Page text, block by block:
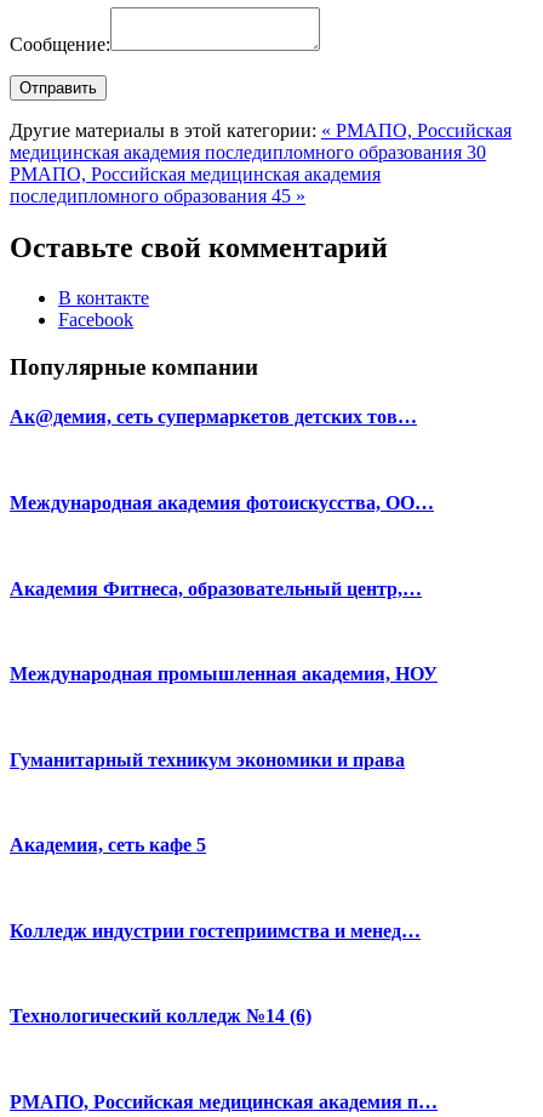
Сообщение:
Другие материалы в этой категории: « РМАПО, Российская
медицинская академия последипломного образования 30
РМАПО, Российская медицинская академия
последипломного образования 45 »
Оставьте свой комментарий
В контакте
Facebook
Популярные компании
Ак@демия, сеть супермаркетов детских тов…
Международная академия фотоискусства, ОО…
Академия Фитнеса, образовательный центр,…
Международная промышленная академия, НОУ
Гуманитарный техникум экономики и права
Академия, сеть кафе 5
Колледж индустрии гостеприимства и менед…
Технологический колледж №14 (6)
РМАПО, Российская медицинская академия п…